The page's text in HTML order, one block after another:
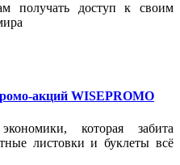
получать доступ к своим
акций WISEPROMO
которая забита
листовки и буклеты всё